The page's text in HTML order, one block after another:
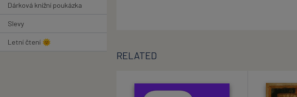
Dárková knižní poukázka
Slevy
Letní čtení 🌞
RELATED